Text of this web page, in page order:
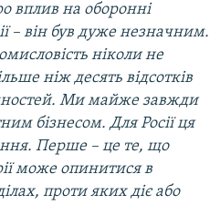
вплив на оборонні
– він був дуже незначним.
ніколи не
ніж десять відсотків
Ми майже завжди
бізнесом. Для Росії ця
Перше – це те, що
може опинитися в
проти яких діє або